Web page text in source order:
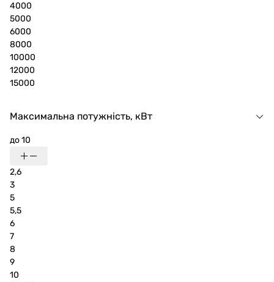
4000
5000
6000
8000
10000
12000
15000
Максимальна потужність, кВт
до 10
2,6
3
5
5,5
6
7
8
9
10